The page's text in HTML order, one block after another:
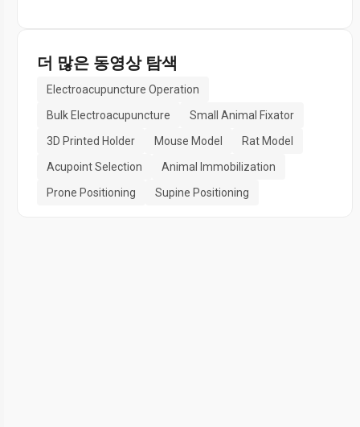
더 많은 동영상 탐색
Electroacupuncture Operation
Bulk Electroacupuncture
Small Animal Fixator
3D Printed Holder
Mouse Model
Rat Model
Acupoint Selection
Animal Immobilization
Prone Positioning
Supine Positioning